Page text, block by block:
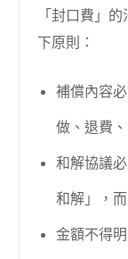
「封口費」
下原則：
補償內容
做、退費
和解協議
和解」，
金額不得